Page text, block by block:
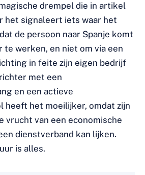
drempel die in artikel
het signaleert iets waar het
de persoon naar Spanje komt
te werken, en niet om via een
in feite zijn eigen bedrijf
met een
en een actieve
heeft het moeilijker, omdat zijn
vrucht van een economische
dienstverband kan lijken.
is alles.